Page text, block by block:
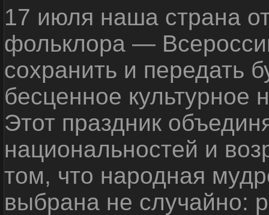
17 июля наша страна
фольклора —
сохранить и передать
бесценное культурное
Этот праздник
национальностей и
том, что народная
выбрана не случайно: